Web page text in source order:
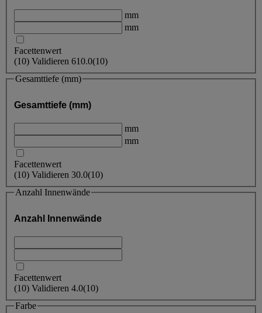
mm
mm
Facettenwert
(10) Validieren 610.0(10)
Gesamttiefe (mm)
Gesamttiefe (mm)
mm
mm
Facettenwert
(10) Validieren 30.0(10)
Anzahl Innenwände
Anzahl Innenwände
Facettenwert
(10) Validieren 4.0(10)
Farbe